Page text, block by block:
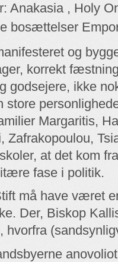
Anakasia , Holy
bosættelser
og
korrekt
godsejere, ikke
store
Margaritis,
Zafrakopoulou,
at det kom
fase i politik.
må have været
Der, Biskop
hvorfra